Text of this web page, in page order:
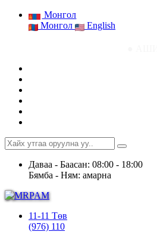
Монгол
Монгол
English
Даваа - Баасан: 08:00 - 18:00
Бямба - Ням: амарна
11-11 Төв
(976) 110